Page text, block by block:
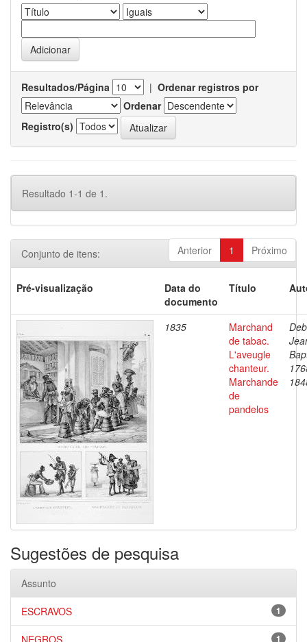
Resultados/Página | Ordenar registros por
Ordenar
Registro(s)
Resultado 1-1 de 1.
Anterior 1 Próximo
Conjunto de itens:
Pré-visualização
Data do
documento
Título
1835
Marchand
de tabac.
L'aveugle
chanteur.
Marchande
de
pandelos
Sugestões de pesquisa
Assunto
1
ESCRAVOS
1
NEGROS